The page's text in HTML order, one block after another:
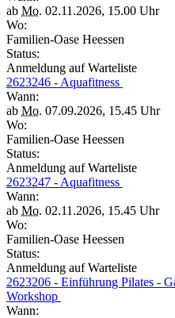
ab Mo. 02.11.2026, 15.00 Uhr
Wo:
Familien-Oase Heessen
Status:
Anmeldung auf Warteliste
2623246 - Aquafitness
Wann:
ab Mo. 07.09.2026, 15.45 Uhr
Wo:
Familien-Oase Heessen
Status:
Anmeldung auf Warteliste
2623247 - Aquafitness
Wann:
ab Mo. 02.11.2026, 15.45 Uhr
Wo:
Familien-Oase Heessen
Status:
Anmeldung auf Warteliste
2623206 - Einführung Pilates -
Workshop
Wann: